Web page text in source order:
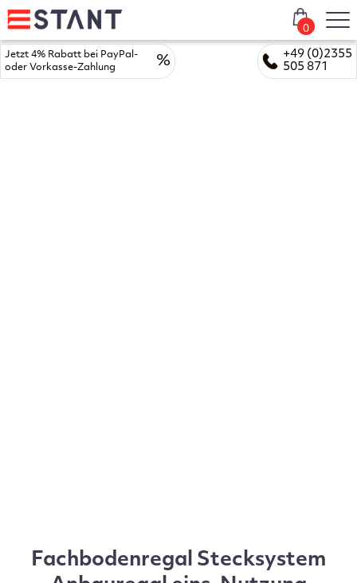
+49 (0)2355
505 871
Jetzt 4% Rabatt bei PayPal-
oder Vorkasse-Zahlung
%
0
Fachbodenregal Stecksystem